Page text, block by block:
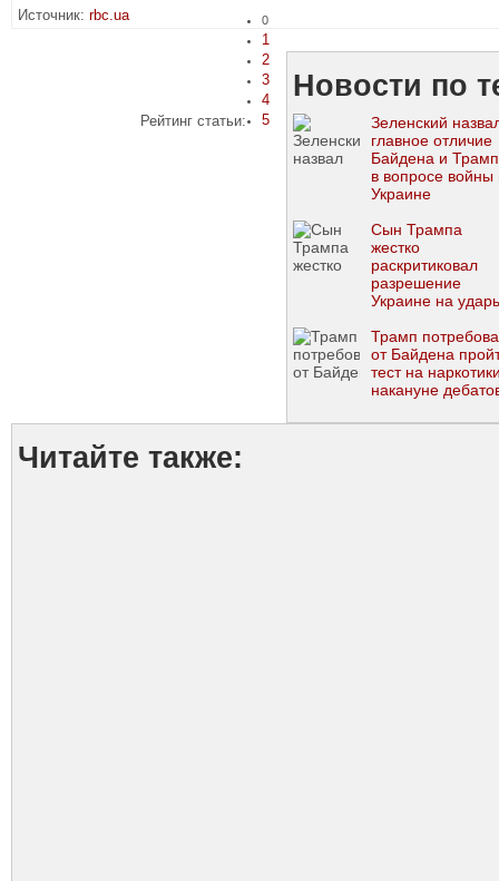
Источник: rbc.ua
Рейтинг статьи:
0
1
2
3
4
5
Новости по
Зеленский
главное отличие
Байдена и
в вопросе войны
Украине
Сын Трампа
жестко
раскритиковал
разрешение
Украине на
Трамп
от Байдена
тест на
накануне
Читайте также: